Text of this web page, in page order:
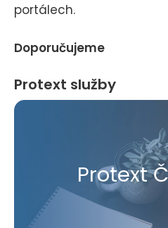
portálech.
Doporučujeme
Protext služby
Protext